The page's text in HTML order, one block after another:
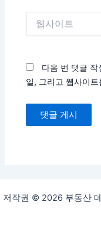
다음 번 댓글 작
일, 그리고 웹사이
저작권 © 2026 부동산